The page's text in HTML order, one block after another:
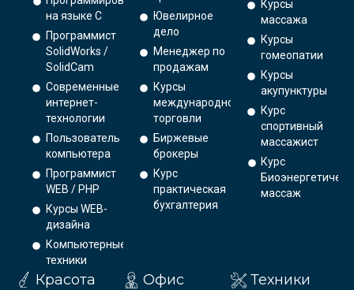
на языке С
Программист
SolidWorks /
SolidCam
Современные
интернет-
технологии
Пользователь
компьютера
Программист
WEB / PHP
Курсы WEB-
дизайна
Компьютерные
техники
Ювелирное
дело
Менеджер по
продажам
Курсы
международной
торговли
Биржевые
брокеры
Курс
практическая
бухгалтерия
Курсы
массажа
Курсы
гомеопатии
Курсы
акупунктуры
Курс
спортивный
массажист
Курс
массаж
Красота Офис Техники